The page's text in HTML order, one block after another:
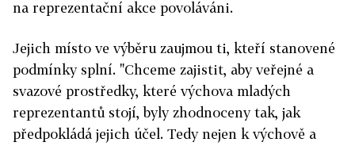
na reprezentační akce povoláváni.
Jejich místo ve výběru zaujmou ti, kteří stanovené
podmínky splní. "Chceme zajistit, aby veřejné a
svazové prostředky, které výchova mladých
reprezentantů stojí, byly zhodnoceny tak, jak
předpokládá jejich účel. Tedy nejen k výchově a